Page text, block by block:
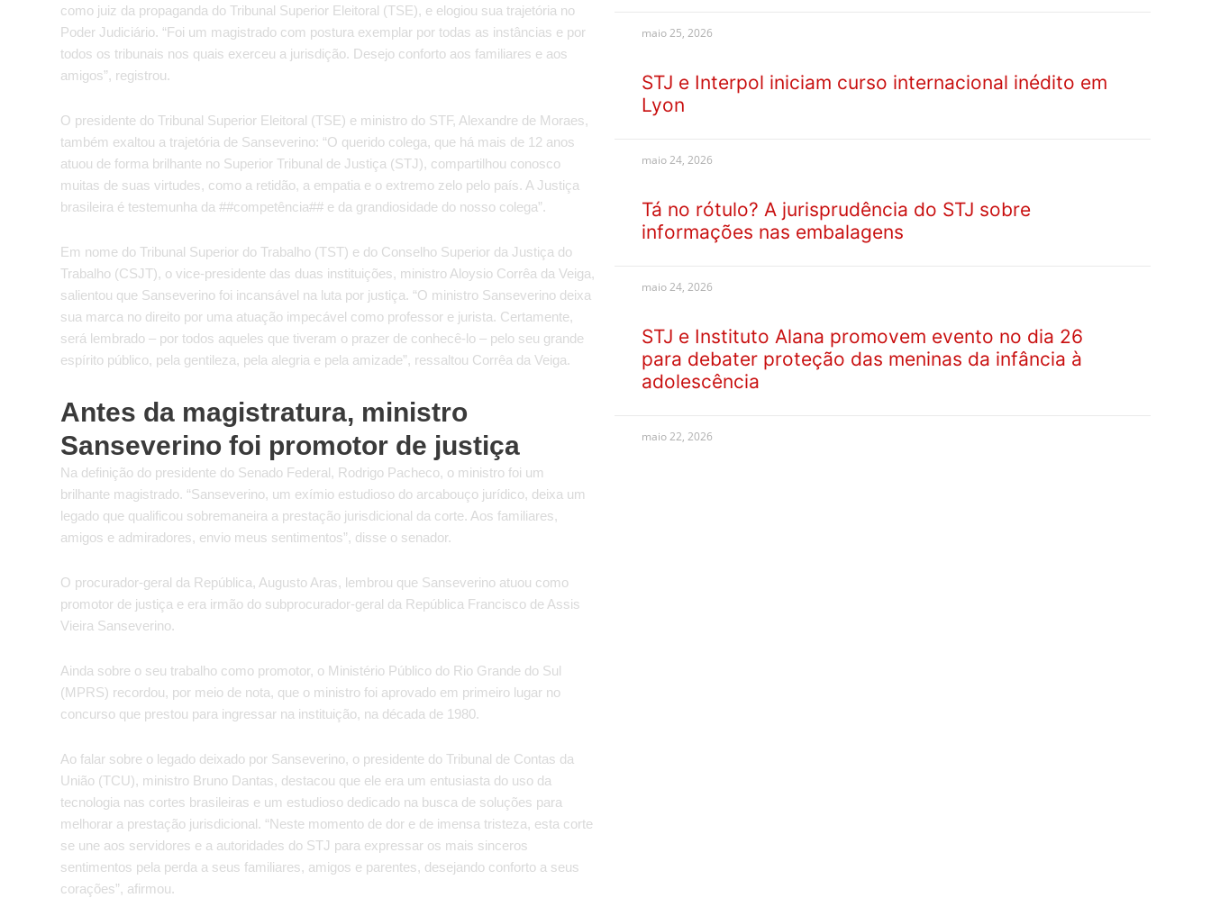
como juiz da propaganda do Tribunal Superior Eleitoral (TSE), e elogiou sua trajetória no
Poder Judiciário. “Foi um magistrado com postura exemplar por todas as instâncias e por
todos os tribunais nos quais exerceu a jurisdição. Desejo conforto aos familiares e aos
amigos”, registrou.
O presidente do Tribunal Superior Eleitoral (TSE) e ministro do STF, Alexandre de Moraes,
também exaltou a trajetória de Sanseverino: “O querido colega, que há mais de 12 anos
atuou de forma brilhante no Superior Tribunal de Justiça (STJ), compartilhou conosco
muitas de suas virtudes, como a retidão, a empatia e o extremo zelo pelo país. A Justiça
brasileira é testemunha da ##competência## e da grandiosidade do nosso colega”.
Em nome do Tribunal Superior do Trabalho (TST) e do Conselho Superior da Justiça do
Trabalho (CSJT), o vice-presidente das duas instituições, ministro Aloysio Corrêa da Veiga,
salientou que Sanseverino foi incansável na luta por justiça. “O ministro Sanseverino deixa
sua marca no direito por uma atuação impecável como professor e jurista. Certamente,
será lembrado – por todos aqueles que tiveram o prazer de conhecê-lo – pelo seu grande
espírito público, pela gentileza, pela alegria e pela amizade”, ressaltou Corrêa da Veiga.
Antes da magistratura, ministro
Sanseverino foi promotor de justiça
Na definição do presidente do Senado Federal, Rodrigo Pacheco, o ministro foi um
brilhante magistrado. “Sanseverino, um exímio estudioso do arcabouço jurídico, deixa um
legado que qualificou sobremaneira a prestação jurisdicional da corte. Aos familiares,
amigos e admiradores, envio meus sentimentos”, disse o senador.
O procurador-geral da República, Augusto Aras, lembrou que Sanseverino atuou como
promotor de justiça e era irmão do subprocurador-geral da República Francisco de Assis
Vieira Sanseverino.
Ainda sobre o seu trabalho como promotor, o Ministério Público do Rio Grande do Sul
(MPRS) recordou, por meio de nota, que o ministro foi aprovado em primeiro lugar no
concurso que prestou para ingressar na instituição, na década de 1980.
Ao falar sobre o legado deixado por Sanseverino, o presidente do Tribunal de Contas da
União (TCU), ministro Bruno Dantas, destacou que ele era um entusiasta do uso da
tecnologia nas cortes brasileiras e um estudioso dedicado na busca de soluções para
melhorar a prestação jurisdicional. “Neste momento de dor e de imensa tristeza, esta corte
se une aos servidores e a autoridades do STJ para expressar os mais sinceros
sentimentos pela perda a seus familiares, amigos e parentes, desejando conforto a seus
corações”, afirmou.
maio 25, 2026
STJ e Interpol iniciam curso internacional inédito em
Lyon
maio 24, 2026
Tá no rótulo? A jurisprudência do STJ sobre
informações nas embalagens
maio 24, 2026
STJ e Instituto Alana promovem evento no dia 26
para debater proteção das meninas da infância à
adolescência
maio 22, 2026